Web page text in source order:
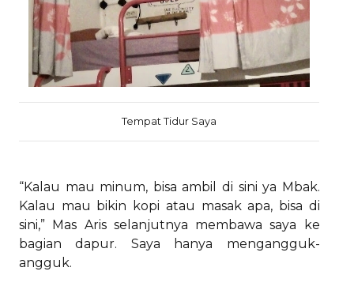
Tempat Tidur Saya
“Kalau mau minum, bisa ambil di sini ya Mbak.
Kalau mau bikin kopi atau masak apa, bisa di
sini,” Mas Aris selanjutnya membawa saya ke
bagian dapur. Saya hanya mengangguk-
angguk.